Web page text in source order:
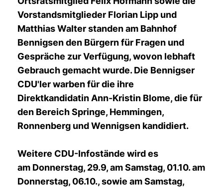
Vorstandsmitglieder Florian Lipp und
Matthias Walter standen am Bahnhof
Bennigsen den Bürgern für Fragen und
Gespräche zur Verfügung, wovon lebhaft
Gebrauch gemacht wurde. Die Bennigser
CDU'ler warben für die ihre
Direktkandidatin Ann-Kristin Blome, die für
den Bereich Springe, Hemmingen,
Ronnenberg und Wennigsen kandidiert.
Weitere CDU-Infostände wird es
am Donnerstag, 29.9, am Samstag, 01.10. am
Donnerstag, 06.10., sowie am Samstag,